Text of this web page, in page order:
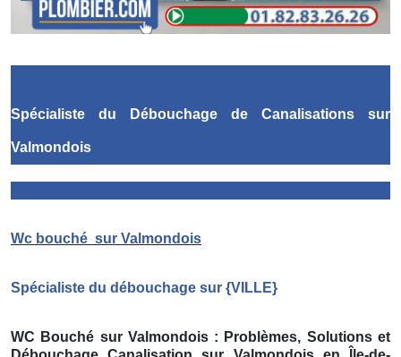
Spécialiste du Débouchage de Canalisations sur
Valmondois
Wc bouché sur Valmondois
Spécialiste du débouchage sur {VILLE}
WC Bouché sur Valmondois : Problèmes, Solutions et